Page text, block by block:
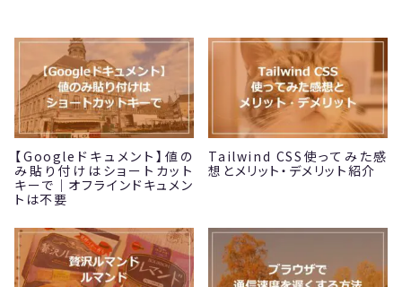
【Googleドキュメント】値の
み貼り付けはショートカット
キーで｜オフラインドキュメン
トは不要
Tailwind CSS使ってみた感
想とメリット・デメリット紹介